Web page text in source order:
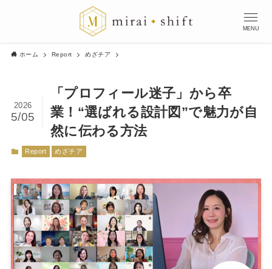
MENU
ホーム Report めざチア
「プロフィール迷子」から卒
業！“選ばれる設計図”で魅力が自
然に伝わる方法
2026
5/05
Report めざチア